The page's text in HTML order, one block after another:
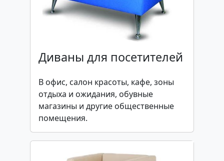
Диваны для посетителей
В офис, салон красоты, кафе, зоны
отдыха и ожидания, обувные
магазины и другие общественные
помещения.